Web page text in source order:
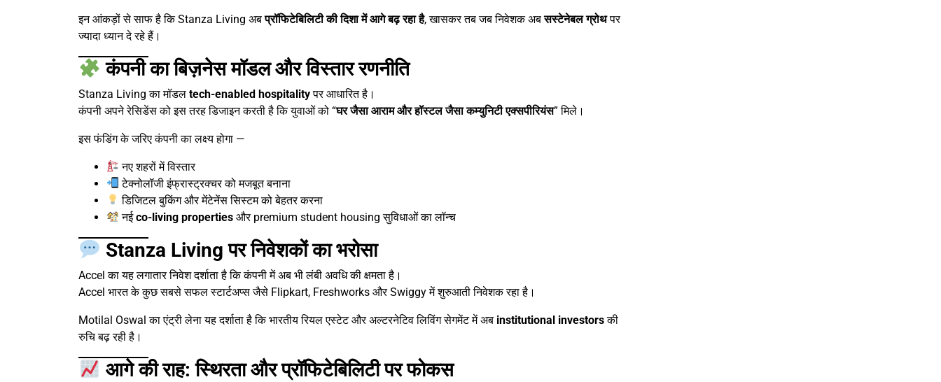
इन आंकड़ों से साफ है कि Stanza Living अबप्रॉफिटेबिलिटी की दिशा में आगे बढ़ रहा है, खासकर तब जब निवेशक अबसस्टेनेबल ग्रोथपर
ज्यादा ध्यान दे रहे हैं।
कंपनी का बिज़नेस मॉडल और विस्तार रणनीति
Stanza Living का मॉडल tech-enabled hospitalityपर आधारित है।
कंपनी अपने रेसिडेंस को इस तरह डिजाइन करती है कि युवाओं को “घर जैसा आराम और हॉस्टल जैसा कम्युनिटी एक्सपीरियंस” मिले।
इस फंडिंग के जरिए कंपनी का लक्ष्य होगा —
नए शहरों में विस्तार
टेक्नोलॉजी इंफ्रास्ट्रक्चर को मजबूत बनाना
डिजिटल बुकिंग और मेंटेनेंस सिस्टम को बेहतर करना
नईco-living properties और premium student housing सुविधाओं का लॉन्च
Stanza Living पर निवेशकों का भरोसा
Accel का यह लगातार निवेश दर्शाता है कि कंपनी में अब भी लंबी अवधि की क्षमता है।
Accel भारत के कुछ सबसे सफल स्टार्टअप्स जैसे Flipkart, Freshworks और Swiggy में शुरुआती निवेशक रहा है।
Motilal Oswal का एंट्री लेना यह दर्शाता है कि भारतीय रियल एस्टेट और अल्टरनेटिव लिविंग सेगमेंट में अब institutional investorsकी
रुचि बढ़ रही है।
आगे की राह: स्थिरता और प्रॉफिटेबिलिटी पर फोकस